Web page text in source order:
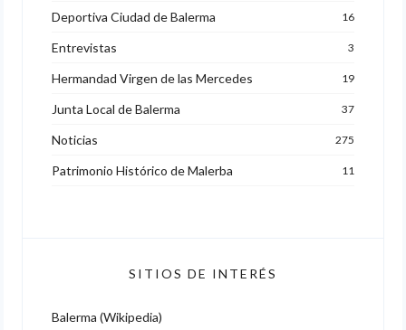
Deportiva Ciudad de Balerma 16
Entrevistas 3
Hermandad Virgen de las Mercedes 19
Junta Local de Balerma 37
Noticias 275
Patrimonio Histórico de Malerba 11
SITIOS DE INTERÉS
Balerma (Wikipedia)